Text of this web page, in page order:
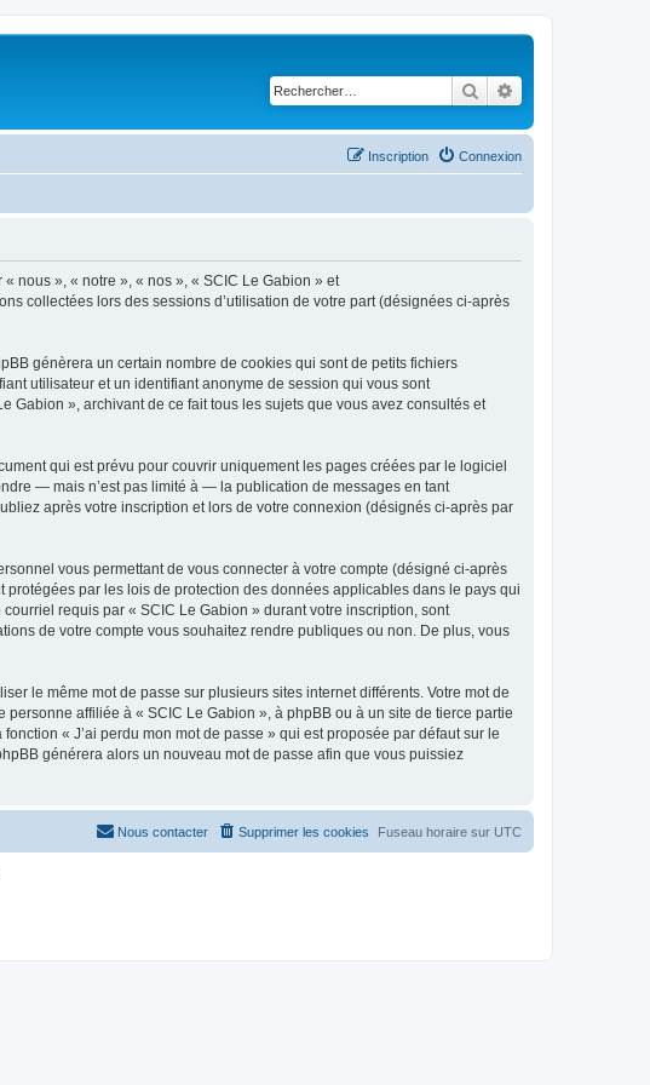
Rechercher
Connexion
Inscription
nous », « notre », « nos », « SCIC Le Gabion » et
collectées lors des sessions d’utilisation de votre part (désignées ci-après
génèrera un certain nombre de cookies qui sont de petits fichiers
utilisateur et un identifiant anonyme de session qui vous sont
», archivant de ce fait tous les sujets que vous avez consultés et
qui est prévu pour couvrir uniquement les pages créées par le logiciel
— mais n’est pas limité à — la publication de messages en tant
après votre inscription et lors de votre connexion (désignés ci-après par
vous permettant de vous connecter à votre compte (désigné ci-après
par les lois de protection des données applicables dans le pays qui
requis par « SCIC Le Gabion » durant votre inscription, sont
de votre compte vous souhaitez rendre publiques ou non. De plus, vous
le même mot de passe sur plusieurs sites internet différents. Votre mot de
affiliée à « SCIC Le Gabion », à phpBB ou à un site de tierce partie
« J’ai perdu mon mot de passe » qui est proposée par défaut sur le
générera alors un nouveau mot de passe afin que vous puissiez
Fuseau horaire sur UTC
Supprimer les cookies
Nous contacter